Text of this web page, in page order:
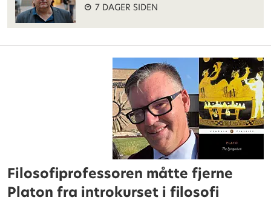
7 DAGER SIDEN
Filosofiprofessoren måtte fjerne
Platon fra introkurset i filosofi